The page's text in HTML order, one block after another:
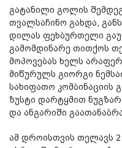
გატანილი გოლის
თვალსაჩინო გახდა,
დილას ფეხბურთელი
გამომდინარე თითქოს
მოპოვებას ხელს
მიწურულს გიორგი
სახიფათო კომბინაციის
ზუსტი დარტყმით
და ანგარიში
ამ დროისთვის თელავს